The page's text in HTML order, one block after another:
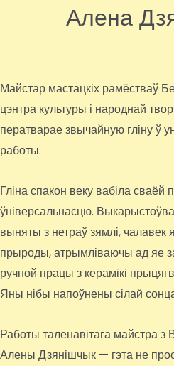
Алена
Майстар мастацкіх рамёстваў
цэнтра культуры і народнай
ператварае звычайную гліну ў
работы.
Гліна спакон веку вабіла сваёй
ўніверсальнасцю.
выняты з нетраў зямлі,
прыроды, атрымліваючы ад яе
ручной працы з керамікі
Яны нібы напоўнены сілай
Работы таленавітага майстра з
Алены Дзянішчык — гэта не